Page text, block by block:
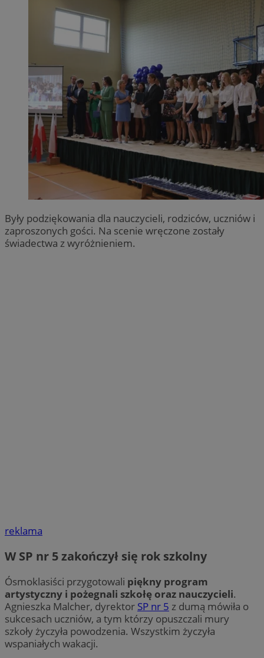
Były podziękowania dla nauczycieli, rodziców, uczniów i
zaproszonych gości. Na scenie wręczone zostały
świadectwa z wyróżnieniem.
reklama
W SP nr 5 zakończył się rok szkolny
Ósmoklasiści przygotowali piękny program
artystyczny i pożegnali szkołę oraz nauczycieli.
Agnieszka Malcher, dyrektor SP nr 5 z dumą mówiła o
sukcesach uczniów, a tym którzy opuszczali mury
szkoły życzyła powodzenia. Wszystkim życzyła
wspaniałych wakacji.